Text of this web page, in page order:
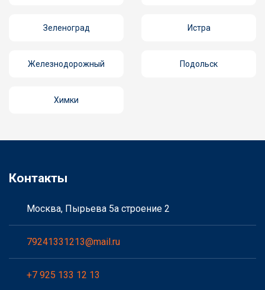
Зеленоград Истра
Железнодорожный Подольск
Химки
Контакты
Москва, Пырьева 5а строение 2
79241331213@mail.ru
+7 925 133 12 13